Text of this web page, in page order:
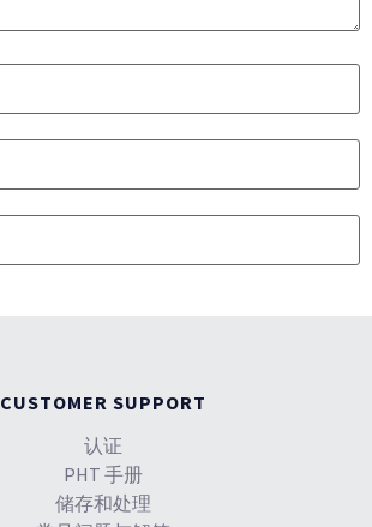
CUSTOMER SUPPORT
认证
PHT 手册
储存和处理